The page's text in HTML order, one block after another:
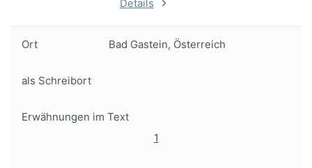
Details
Ort Bad Gastein, Österreich
als Schreibort
Erwähnungen im Text
1